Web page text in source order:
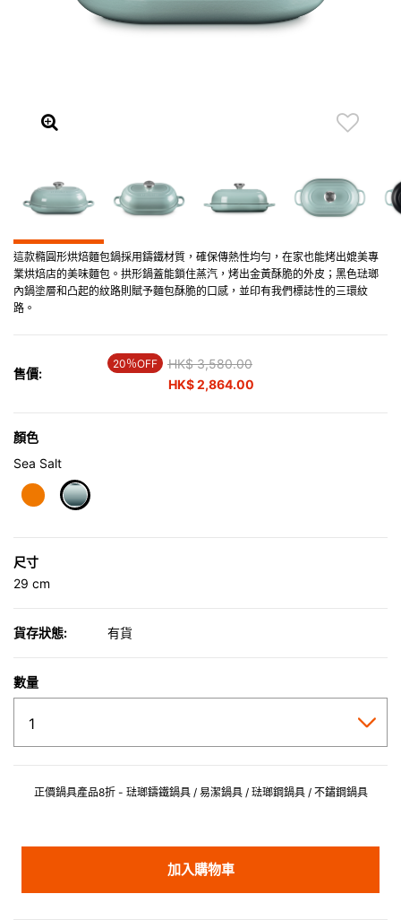
這款橢圓形烘焙麵包鍋採用鑄鐵材質，確保傳熱性均勻，在家也能烤出媲美專
業烘焙店的美味麵包。拱形鍋蓋能鎖住蒸汽，烤出金黃酥脆的外皮；黑色琺瑯
內鍋塗層和凸起的紋路則賦予麵包酥脆的口感，並印有我們標誌性的三環紋
路。
售價:
20％OFF Price reduced from
HK$ 3,580.00to
HK$ 2,864.00
顏色
Sea Salt
尺寸
29 cm
貨存狀態: 有貨
數量
正價鍋具產品8折 - 琺瑯鑄鐵鍋具 / 易潔鍋具 / 琺瑯鋼鍋具 / 不鏽鋼鍋具
加入購物車